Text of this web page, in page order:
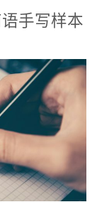
手写样本